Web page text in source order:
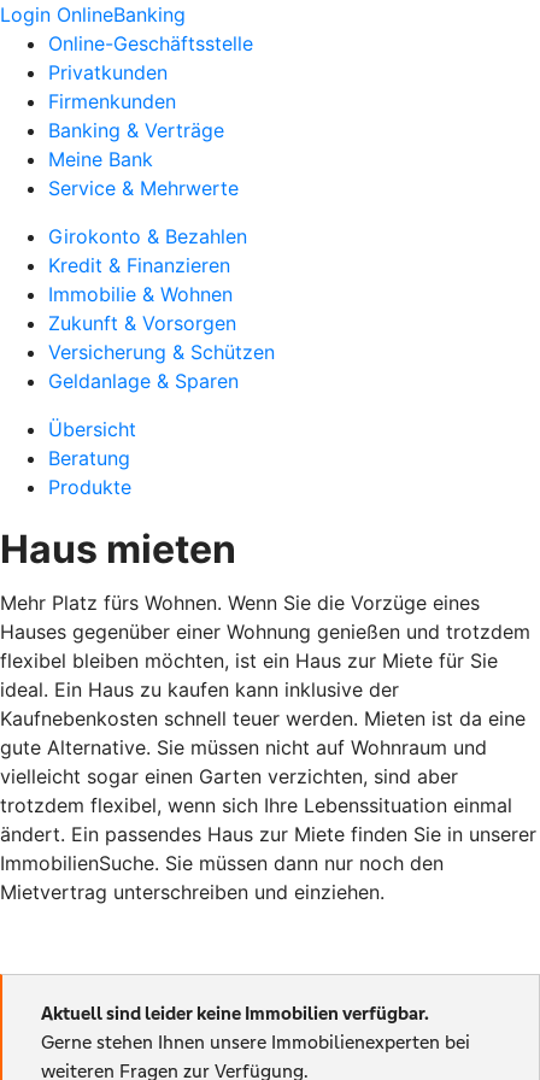
Login OnlineBanking
Online-Geschäftsstelle
Privatkunden
Firmenkunden
Banking & Verträge
Meine Bank
Service & Mehrwerte
Girokonto & Bezahlen
Kredit & Finanzieren
Immobilie & Wohnen
Zukunft & Vorsorgen
Versicherung & Schützen
Geldanlage & Sparen
Übersicht
Beratung
Produkte
Haus mieten
Mehr Platz fürs Wohnen. Wenn Sie die Vorzüge eines
Hauses gegenüber einer Wohnung genießen und trotzdem
flexibel bleiben möchten, ist ein Haus zur Miete für Sie
ideal. Ein Haus zu kaufen kann inklusive der
Kaufnebenkosten schnell teuer werden. Mieten ist da eine
gute Alternative. Sie müssen nicht auf Wohnraum und
vielleicht sogar einen Garten verzichten, sind aber
trotzdem flexibel, wenn sich Ihre Lebenssituation einmal
ändert. Ein passendes Haus zur Miete finden Sie in unserer
ImmobilienSuche. Sie müssen dann nur noch den
Mietvertrag unterschreiben und einziehen.